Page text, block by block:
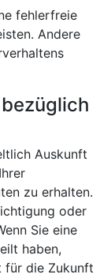
fehlerfreie
Andere
Auskunft
zu erhalten.
oder
Sie eine
haben,
für die Zukunft